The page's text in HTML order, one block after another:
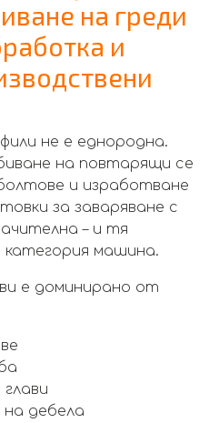
на греди
и
не е еднородна.
на повтарящи се
и изработване
за заваряване с
– и тя
категория машина.
е доминирано от
дебела